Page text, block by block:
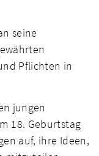
seine
Pflichten in
jungen
18. Geburtstag
auf, ihre Ideen,